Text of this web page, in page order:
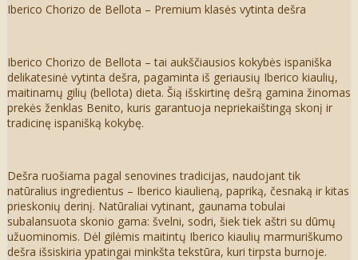
Iberico Chorizo de Bellota – Premium klasės vytinta dešra
Iberico Chorizo de Bellota – tai aukščiausios kokybės ispaniška
delikatesinė vytinta dešra, pagaminta iš geriausių Iberico kiaulių,
maitinamų gilių (bellota) dieta. Šią išskirtinę dešrą gamina žinomas
prekės ženklas Benito, kuris garantuoja nepriekaištingą skonį ir
tradicinę ispanišką kokybę.
Dešra ruošiama pagal senovines tradicijas, naudojant tik
natūralius ingredientus – Iberico kiaulieną, papriką, česnaką ir kitas
prieskonių derinį. Natūraliai vytinant, gaunama tobulai
subalansuota skonio gama: švelni, sodri, šiek tiek aštri su dūmų
užuominomis. Dėl gilėmis maitintų Iberico kiaulių marmuriškumo
dešra išsiskiria ypatingai minkšta tekstūra, kuri tirpsta burnoje.